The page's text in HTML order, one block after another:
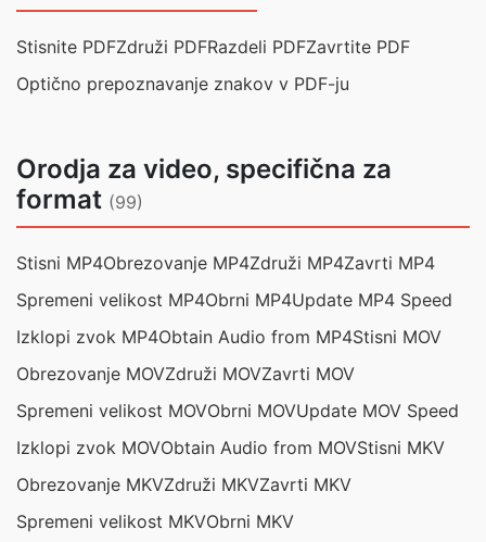
Stisnite PDFZdruži PDFRazdeli PDFZavrtite PDF
Optično prepoznavanje znakov v PDF-ju
Orodja za video, specifična za
format (99)
Stisni MP4Obrezovanje MP4Združi MP4Zavrti MP4
Spremeni velikost MP4Obrni MP4Update MP4 Speed
Izklopi zvok MP4Obtain Audio from MP4Stisni MOV
Obrezovanje MOVZdruži MOVZavrti MOV
Spremeni velikost MOVObrni MOVUpdate MOV Speed
Izklopi zvok MOVObtain Audio from MOVStisni MKV
Obrezovanje MKVZdruži MKVZavrti MKV
Spremeni velikost MKVObrni MKV